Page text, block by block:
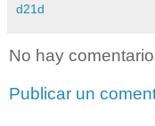
d21d
No hay
Publicar un